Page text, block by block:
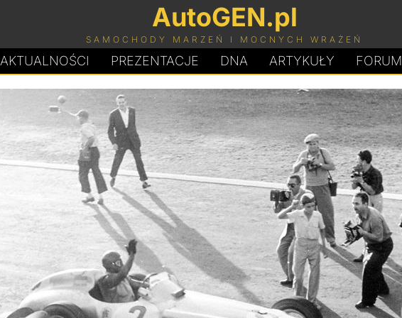
AutoGEN.pl
SAMOCHODY MARZEŃ I MOCNYCH WRAŻEŃ
AKTUALNOŚCI PREZENTACJE DNA ARTYKUŁY FORUM